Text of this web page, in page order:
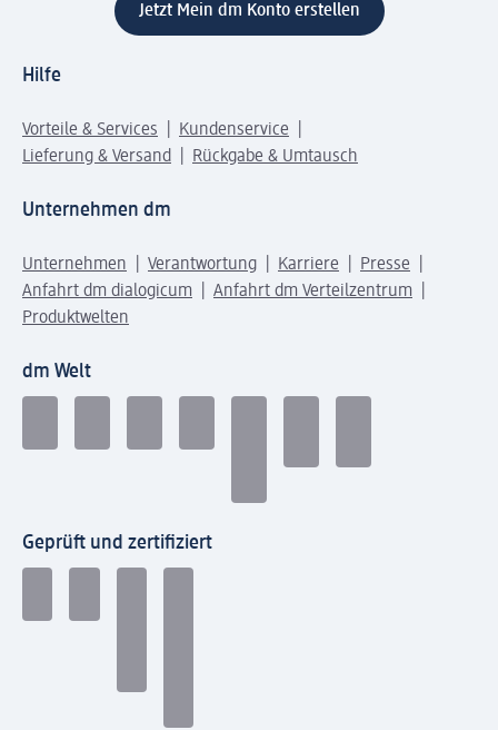
Jetzt Mein dm Konto erstellen
Hilfe
Vorteile & Services
Kundenservice
Lieferung & Versand
Rückgabe & Umtausch
Unternehmen dm
Unternehmen Verantwortung Karriere
Presse
Anfahrt dm dialogicum
Anfahrt dm Verteilzentrum
Produktwelten
dm Welt
Geprüft und zertifiziert